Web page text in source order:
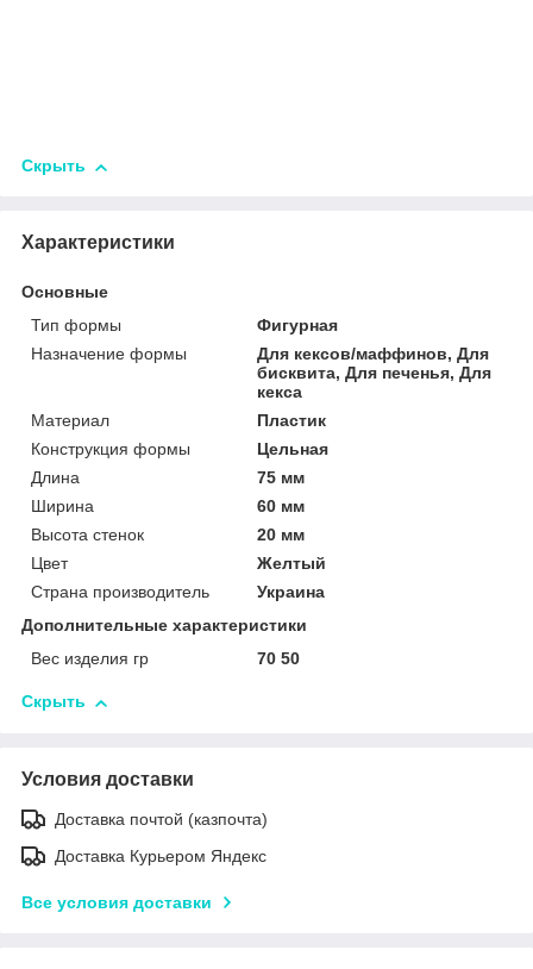
Скрыть
Характеристики
Основные
Тип формы
Фигурная
Назначение формы
Для кексов/маффинов, Для
бисквита, Для печенья, Для
кекса
Материал
Пластик
Конструкция формы
Цельная
Длина
75 мм
Ширина
60 мм
Высота стенок
20 мм
Цвет
Желтый
Страна производитель
Украина
Дополнительные характеристики
Вес изделия гр
70 50
Скрыть
Условия доставки
Доставка почтой (казпочта)
Доставка Курьером Яндекс
Все условия доставки